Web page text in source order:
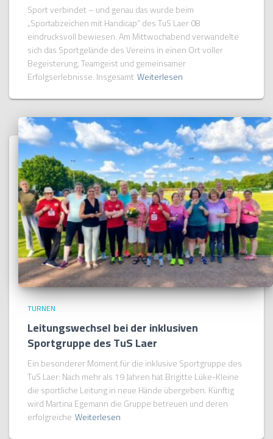
Sport verbindet – und genau das wurde beim
„Sportabzeichen mit Handicap“ des TuS Laer 08
eindrucksvoll bewiesen. Am Mittwochabend verwandelte
sich das Sportgelände des Vereins in einen Ort voller
Begeisterung, Teamgeist und gemeinsamer
Erfolgserlebnisse. InsgesamtWeiterlesen
TURNEN
Leitungswechsel bei der inklusiven
Sportgruppe des TuS Laer
Ein besonderer Moment für die inklusive Sportgruppe des
TuS Laer: Nach mehr als 19 Jahren hat Brigitte Lüke-Kleine
die sportliche Leitung in neue Hände übergeben. Künftig
wird Martina Egemann die Gruppe betreuen und deren
erfolgreiche Weiterlesen